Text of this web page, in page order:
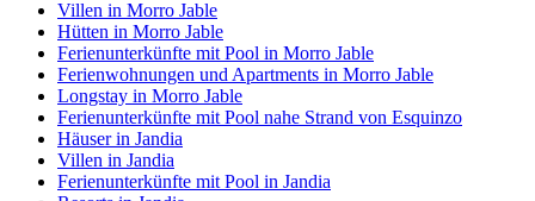
Villen in Morro Jable
Hütten in Morro Jable
Ferienunterkünfte mit Pool in Morro Jable
Ferienwohnungen und Apartments in Morro Jable
Longstay in Morro Jable
Ferienunterkünfte mit Pool nahe Strand von Esquinzo
Häuser in Jandia
Villen in Jandia
Ferienunterkünfte mit Pool in Jandia